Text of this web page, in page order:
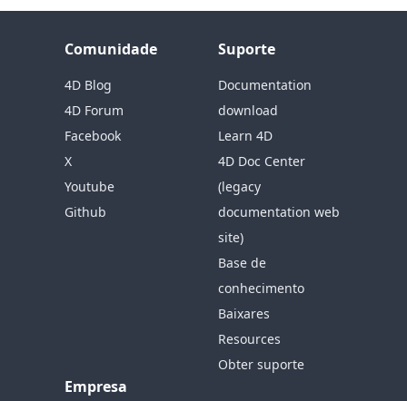
Comunidade
4D Blog
4D Forum
Facebook
X
Youtube
Github
Suporte
Documentation
download
Learn 4D
4D Doc Center
(legacy
documentation web
site)
Base de
conhecimento
Baixares
Resources
Obter suporte
Empresa